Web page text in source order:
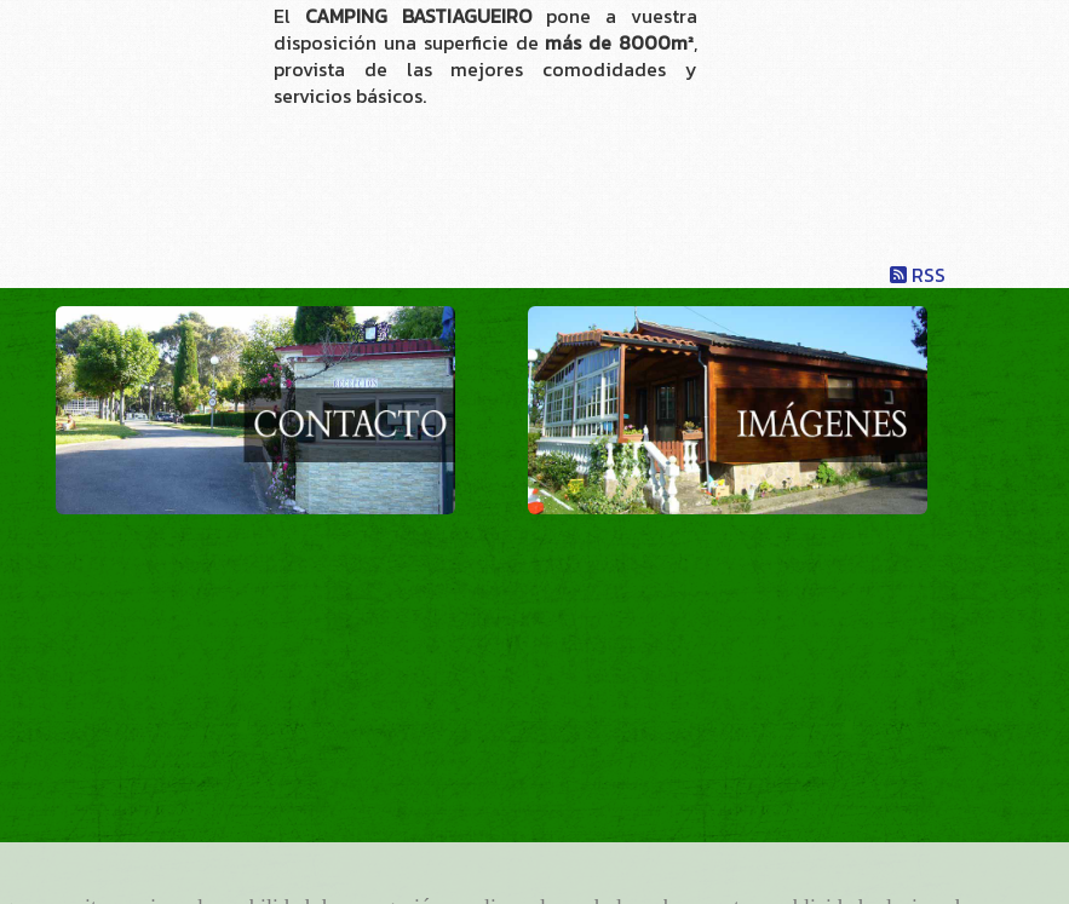
El CAMPING BASTIAGUEIROpone a vuestra
disposición una superficie de más de 8000m²,
provista de las mejores comodidades y
servicios básicos.
RSS